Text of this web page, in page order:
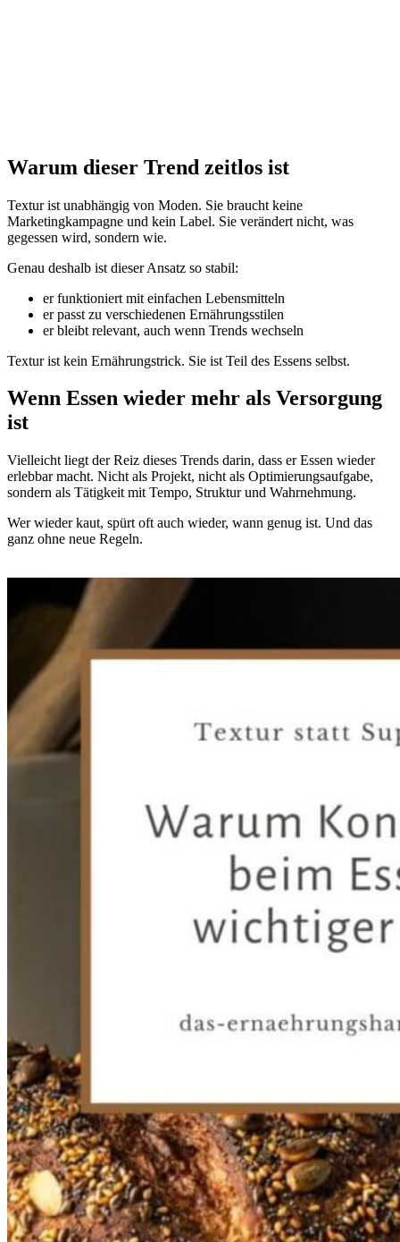
Warum dieser Trend zeitlos ist
Textur ist unabhängig von Moden. Sie braucht keine
Marketingkampagne und kein Label. Sie verändert nicht, was
gegessen wird, sondern wie.
Genau deshalb ist dieser Ansatz so stabil:
er funktioniert mit einfachen Lebensmitteln
er passt zu verschiedenen Ernährungsstilen
er bleibt relevant, auch wenn Trends wechseln
Textur ist kein Ernährungstrick. Sie ist Teil des Essens selbst.
Wenn Essen wieder mehr als Versorgung
ist
Vielleicht liegt der Reiz dieses Trends darin, dass er Essen wieder
erlebbar macht. Nicht als Projekt, nicht als Optimierungsaufgabe,
sondern als Tätigkeit mit Tempo, Struktur und Wahrnehmung.
Wer wieder kaut, spürt oft auch wieder, wann genug ist. Und das
ganz ohne neue Regeln.